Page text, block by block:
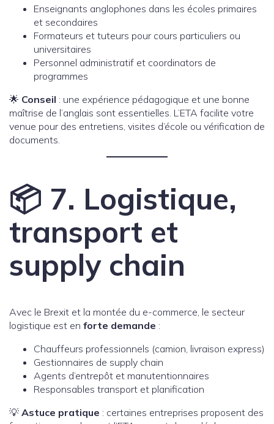
Enseignants anglophones dans les écoles primaires
et secondaires
Formateurs et tuteurs pour cours particuliers ou
universitaires
Personnel administratif et coordinators de
programmes
🌟 Conseil : une expérience pédagogique et une bonne
maîtrise de l’anglais sont essentielles. L’ETA facilite votre
venue pour des entretiens, visites d’école ou vérification de
documents.
📦 7. Logistique,
transport et
supply chain
Avec le Brexit et la montée du e-commerce, le secteur
logistique est en forte demande :
Chauffeurs professionnels (camion, livraison express)
Gestionnaires de supply chain
Agents d’entrepôt et manutentionnaires
Responsables transport et planification
💡 Astuce pratique : certaines entreprises proposent des